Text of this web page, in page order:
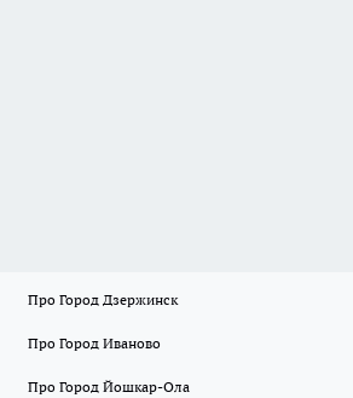
Про Город Дзержинск
Про Город Иваново
Про Город Йошкар-Ола